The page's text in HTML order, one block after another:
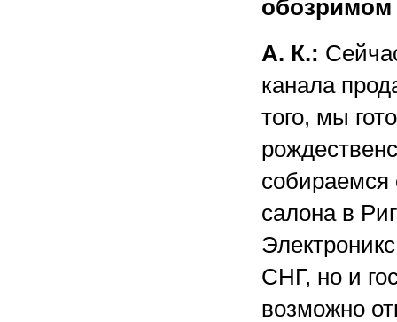
А. К.:
канала
того, мы
собираемся
салона в
СНГ, но и
возможно